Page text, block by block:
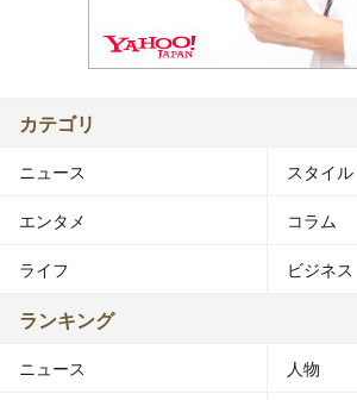
カテゴリ
ニュース スタイル
エンタメ コラム
ライフ ビジネス
ランキング
ニュース 人物